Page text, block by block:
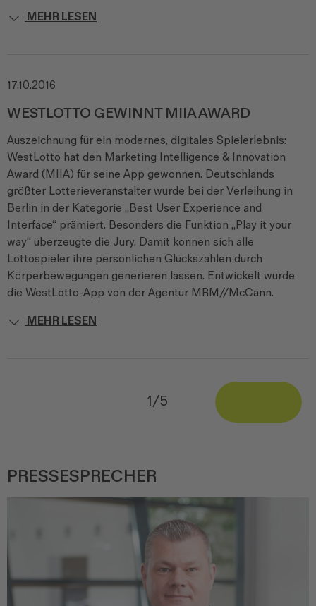
MEHR LESEN
17.10.2016
WESTLOTTO GEWINNT MIIA AWARD
Auszeichnung für ein modernes, digitales Spielerlebnis:
WestLotto hat den Marketing Intelligence & Innovation
Award (MIIA) für seine App gewonnen. Deutschlands
größter Lotterieveranstalter wurde bei der Verleihung in
Berlin in der Kategorie „Best User Experience and
Interface“ prämiert. Besonders die Funktion „Play it your
way“ überzeugte die Jury. Damit können sich alle
Lottospieler ihre persönlichen Glückszahlen durch
Körperbewegungen generieren lassen. Entwickelt wurde
die WestLotto-App von der Agentur MRM//McCann.
MEHR LESEN
1/5
PRESSESPRECHER